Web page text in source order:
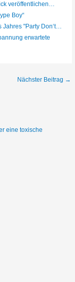
veröffentlichen…
Boy“
Jahres "Party Don‘t…
erwartete
Nächster Beitrag →
eine toxische